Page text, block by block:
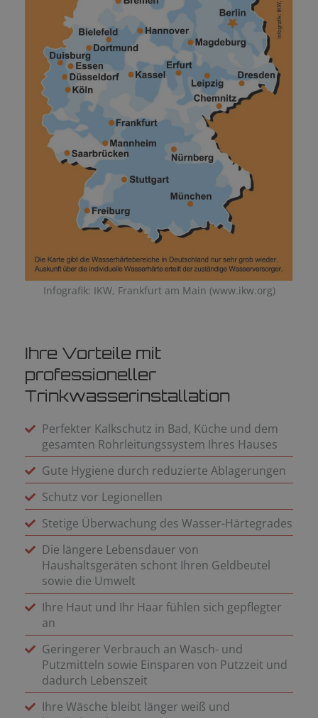
Infografik: IKW, Frankfurt am Main (www.ikw.org)
Ihre Vorteile mit
professioneller
Trinkwasserinstallation
Perfekter Kalkschutz in Bad, Küche und dem
gesamten Rohrleitungssystem Ihres Hauses
Gute Hygiene durch reduzierte Ablagerungen
Schutz vor Legionellen
Stetige Überwachung des Wasser-Härtegrades
Die längere Lebensdauer von
Haushaltsgeräten schont Ihren Geldbeutel
sowie die Umwelt
Ihre Haut und Ihr Haar fühlen sich gepflegter
an
Geringerer Verbrauch an Wasch- und
Putzmitteln sowie Einsparen von Putzzeit und
dadurch Lebenszeit
Ihre Wäsche bleibt länger weiß und